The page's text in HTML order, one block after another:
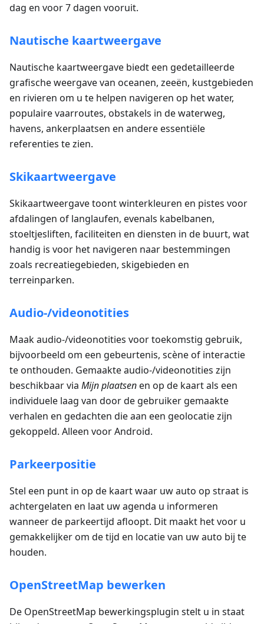
dag en voor 7 dagen vooruit.
Nautische kaartweergave
Nautische kaartweergave biedt een gedetailleerde
grafische weergave van oceanen, zeeën, kustgebieden
en rivieren om u te helpen navigeren op het water,
populaire vaarroutes, obstakels in de waterweg,
havens, ankerplaatsen en andere essentiële
referenties te zien.
Skikaartweergave
Skikaartweergave toont winterkleuren en pistes voor
afdalingen of langlaufen, evenals kabelbanen,
stoeltjesliften, faciliteiten en diensten in de buurt, wat
handig is voor het navigeren naar bestemmingen
zoals recreatiegebieden, skigebieden en
terreinparken.
Audio-/videonotities
Maak audio-/videonotities voor toekomstig gebruik,
bijvoorbeeld om een gebeurtenis, scène of interactie
te onthouden. Gemaakte audio-/videonotities zijn
beschikbaar via Mijn plaatsenen op de kaart als een
individuele laag van door de gebruiker gemaakte
verhalen en gedachten die aan een geolocatie zijn
gekoppeld. Alleen voor Android.
Parkeerpositie
Stel een punt in op de kaart waar uw auto op straat is
achtergelaten en laat uw agenda u informeren
wanneer de parkeertijd afloopt. Dit maakt het voor u
gemakkelijker om de tijd en locatie van uw auto bij te
houden.
OpenStreetMap bewerken
De OpenStreetMap bewerkingsplugin stelt u in staat